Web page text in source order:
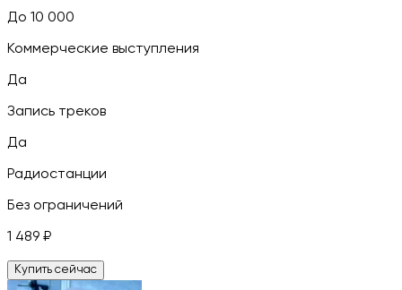
До 10 000
Коммерческие выступления
Да
Запись треков
Да
Радиостанции
Без ограничений
1 489 ₽
Купить сейчас